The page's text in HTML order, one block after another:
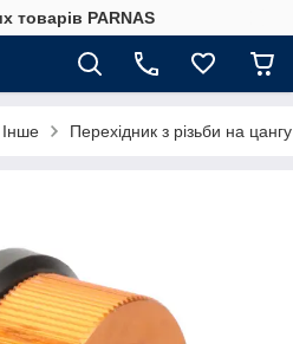
товарів PARNAS
Інше Перехідник з різьби на